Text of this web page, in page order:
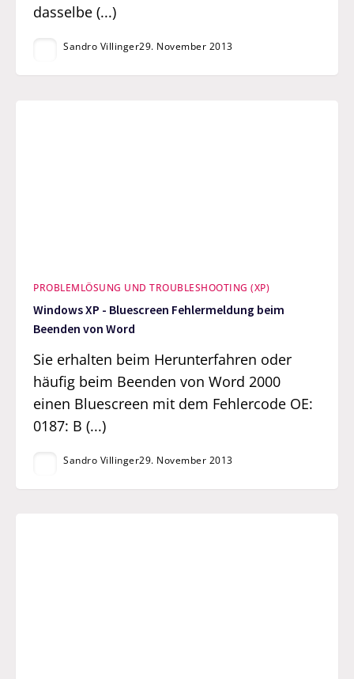
dasselbe (...)
Sandro Villinger29. November 2013
PROBLEMLÖSUNG UND TROUBLESHOOTING (XP)
Windows XP - Bluescreen Fehlermeldung beim
Beenden von Word
Sie erhalten beim Herunterfahren oder
häufig beim Beenden von Word 2000
einen Bluescreen mit dem Fehlercode OE:
0187: B (...)
Sandro Villinger29. November 2013